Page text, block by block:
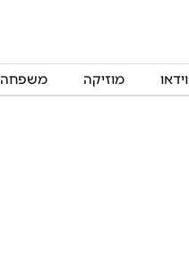
וידאו מוזיקה משפחה